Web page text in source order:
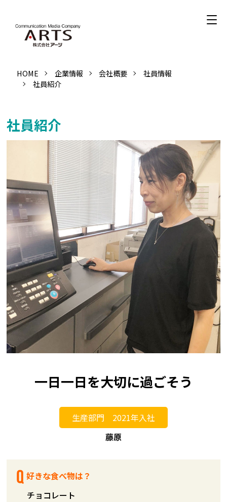
HOME 企業情報 会社概要
社員情報
社員紹介
社員紹介
一日一日を大切に過ごそう
生産部門 2021年入社
好きな食べ物は？
チョコレート